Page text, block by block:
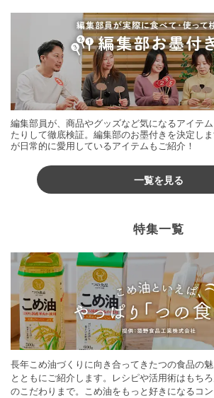
編集部員が、商品やグッズなど気になるアイテ
たりして徹底検証。編集部のお墨付きを決定し
が日常的に愛用しているアイテムもご紹介！
一覧を見る
特集一覧
長年こめ油づくりに向き合ってきたつの食品の
とともにご紹介します。レシピや活用術はもち
のこだわりまで。こめ油をもっと好きになるコ